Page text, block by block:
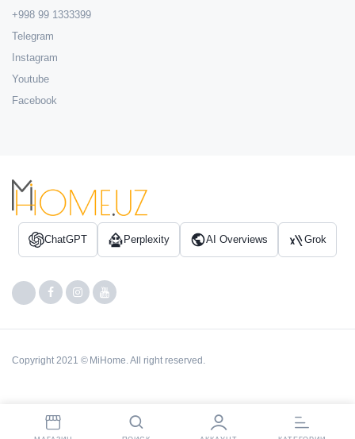
+998 99 1333399
Telegram
Instagram
Youtube
Facebook
ChatGPT Perplexity AI Overviews Grok
Copyright 2021 © MiHome. All right reserved.